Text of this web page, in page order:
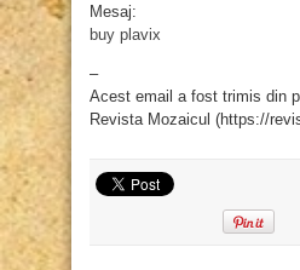
Mesaj:
buy plavix
–
Acest email a fost trimis din
Revista Mozaicul (https://